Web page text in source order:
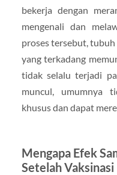
bekerja dengan
mengenali dan
proses tersebut,
yang terkadang
tidak selalu terjadi
muncul, umumnya
khusus dan dapat
Mengapa Efek
Setelah Vaksinasi